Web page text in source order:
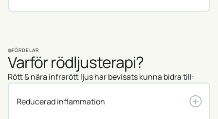
FÖRDELAR
Varför rödljusterapi?
Rött & nära infrarött ljus har bevisats kunna bidra till:
Reducerad inflammation